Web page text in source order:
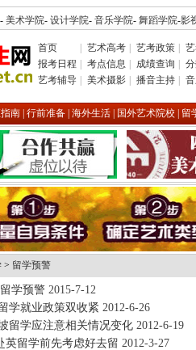
- 美术学院- 设计学院- 音乐学院- 舞蹈学院-影
首页 艺术高考 艺考政策
报考日程
考点信息 成绩查询
艺考辅导
美术摄影 播音主持
南 行前准备 海外生活 国外艺术院校 留
> 留学预警
学预警2015-7-12
学就业政策双收紧 2012-6-26
留学应注意相关情况变化2012-6-19
英留学前先考虑好去留 2012-3-27